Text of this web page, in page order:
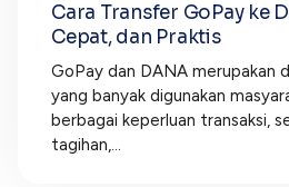
Cara Transfer GoPay ke
Cepat, dan Praktis
GoPay dan DANA merupakan
yang banyak digunakan
berbagai keperluan transaksi,
tagihan,...